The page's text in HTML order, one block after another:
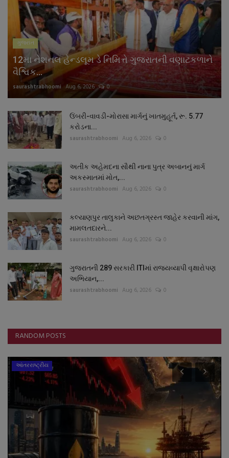
નાણાંકીય સમાચાર
સ્થાનિક સમાચાર
સ્પોર્ટ્સ
રાશિફળ
ગુનાખોરી
બોલિવૂડ
સ્વાસ્થ્ય
ગુજરાત
12મા નેશનલ હેન્ડલૂમ ડે નિમિત્તે ગુજરાતની વણાટકળાને
વૈશ્વિક...
saurashtrabhoomi Aug 6, 2026 0
ઉંબરી-વાવડી-મોરાસા માર્ગનું ખાતમુહૂર્ત, રૂ. 5.77
કરોડના...
saurashtrabhoomi Aug 6, 2026 0
અતીક અહેમદના સૌથી નાના પુત્ર અબાનનું માર્ગ
અકસ્માતમાં મોત,...
saurashtrabhoomi Aug 6, 2026 0
કલ્યાણપુર તાલુકાને અછતગ્રસ્ત જાહેર કરવાની માંગ,
મામલતદારને...
saurashtrabhoomi Aug 6, 2026 0
ગુજરાતની 289 સરકારી ITIમાં રાજ્યવ્યાપી વૃક્ષારોપણ
અભિયાન,...
saurashtrabhoomi Aug 6, 2026 0
RANDOM POSTS
આંતરરાષ્ટ્રીય